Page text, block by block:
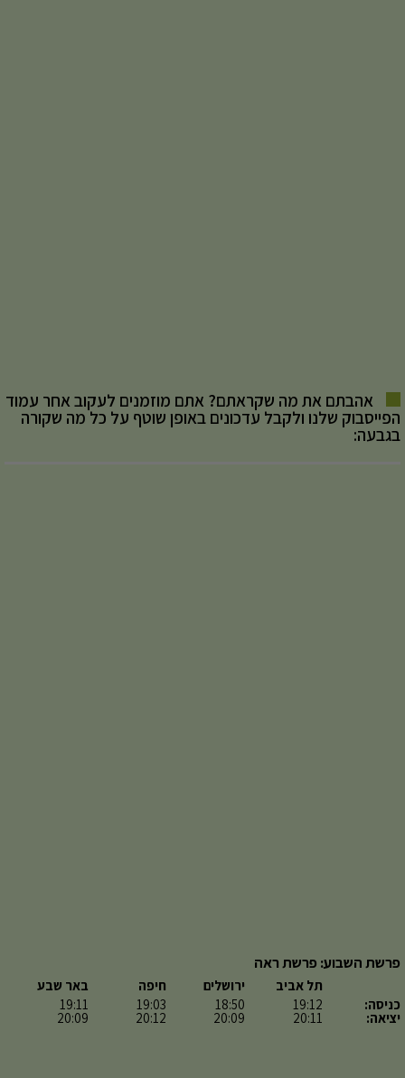
אהבתם את מה שקראתם? אתם מוזמנים לעקוב אחר עמוד
הפייסבוק שלנו ולקבל עדכונים באופן שוטף על כל מה שקורה
בגבעה:
פרשת השבוע: פרשת ראה
כניסה:
יציאה:
תל אביב
19:12
20:11
ירושלים
18:50
20:09
חיפה
19:03
20:12
באר שבע
19:11
20:09